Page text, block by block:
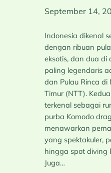
September 14,
Indonesia dikenal
dengan ribuan
eksotis, dan dua
paling legendaris
dan Pulau Rinca di
Timur (NTT).
terkenal sebagai
purba Komodo
menawarkan
yang spektakuler,
hingga spot diving
Juga…